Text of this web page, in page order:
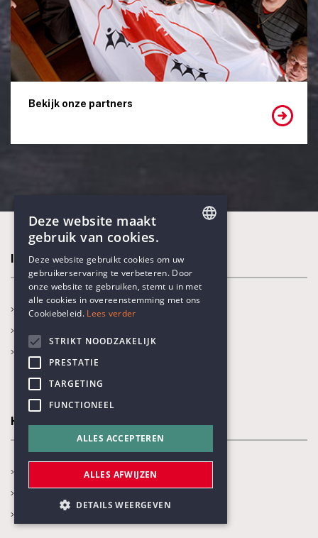
Bekijk onze partners
In de kijker
Nieuws
Blogs
Humanisme
Ben ik humanist?
Wat is humanisme?
Onze thema's
DUTCH
Deze website maakt
gebruik van cookies.
Deze website gebruikt cookies om uw
gebruikerservaring te verbeteren. Door
onze website te gebruiken, stemt u in met
alle cookies in overeenstemming met ons
Cookiebeleid. Lees verder
STRIKT NOODZAKELIJK
PRESTATIE
TARGETING
FUNCTIONEEL
ALLES ACCEPTEREN
ALLES AFWIJZEN
DETAILS WEERGEVEN